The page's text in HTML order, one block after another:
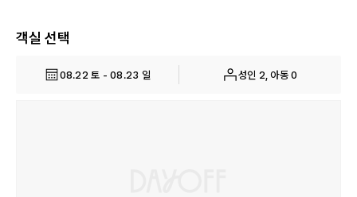
객실 선택
08.22 토 - 08.23 일 성인 2, 아동 0